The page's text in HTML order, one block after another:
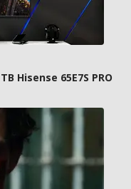
Hisense 65E7S PRO